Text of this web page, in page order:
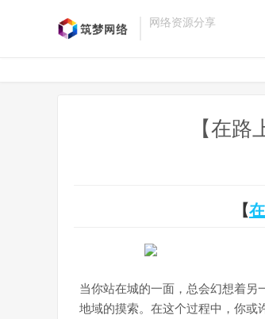
网络资源分享
【在
【
当你站在城的一面，总会幻想着另
地域的摸索。在这个过程中，你或